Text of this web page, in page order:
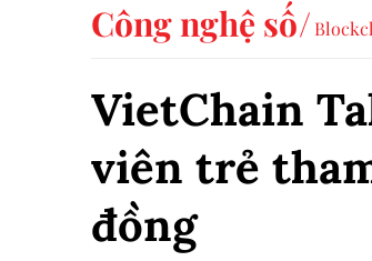
Công nghệ số
VietChain
viên trẻ
đồng